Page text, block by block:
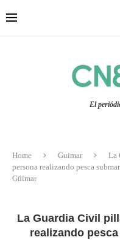
El
Home Guimar
La
persona realizando pesca
Güímar
La Guardia Civil
realizando